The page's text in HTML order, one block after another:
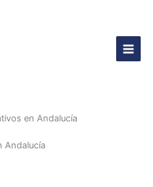
Main
en Andalucía
Andalucía